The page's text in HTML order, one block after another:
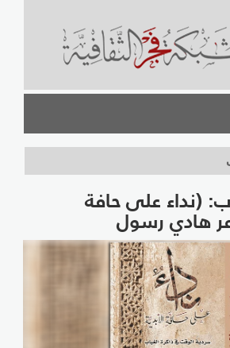
(نداء على حافة
هادي رسول